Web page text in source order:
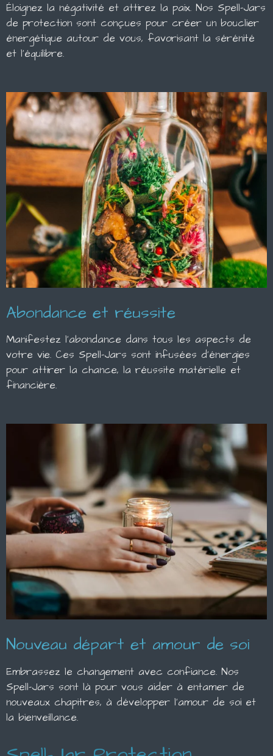
Éloignez la négativité et attirez la paix. Nos Spell-Jars
de protection sont conçues pour créer un bouclier
énergétique autour de vous, favorisant la sérénité
et l'équilibre.
Abondance et réussite
Manifestez l'abondance dans tous les aspects de
votre vie. Ces Spell-Jars sont infusées d'énergies
pour attirer la chance, la réussite matérielle et
financière.
Nouveau départ et amour de soi
Embrassez le changement avec confiance. Nos
Spell-Jars sont là pour vous aider à entamer de
nouveaux chapitres, à développer l'amour de soi et
la bienveillance.